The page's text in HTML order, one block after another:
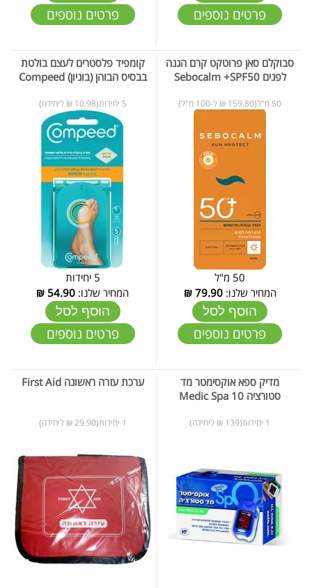
פרטים נוספים פרטים נוספים
סבוקלם סאן פרוטקט קרם הגנה
לפנים Sebocalm +SPF50
50 מ"ל(159.80 ₪ ל-100 מ"ל)
50 מ"ל
המחיר שלנו:79.90
₪
הוסף לסל
פרטים נוספים
קומפיד פלסטרים לעצם בולטת
בבסיס הבוהן (בוניון) Compeed
5 יחידות(10.98 ₪ ליחידה)
5 יחידות
המחיר שלנו: 54.90
₪
הוסף לסל
פרטים נוספים
מדיק ספא אוקסימטר מד
סטורציה 10 Medic Spa
1 יחידות(139 ₪ ליחידה)
ערכת עזרה ראשונה First Aid
1 יחידות(29.90 ₪ ליחידה)